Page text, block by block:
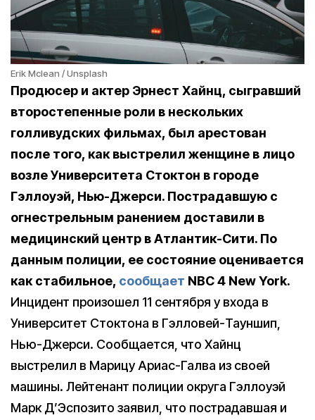
Erik Mclean / Unsplash
Продюсер и актер Эрнест Хайнц, сыгравший
второстепенные роли в нескольких
голливудских фильмах, был арестован
после того, как выстрелил женщине в лицо
возле Университета Стоктон в городе
Гэллоуэй, Нью-Джерси. Пострадавшую с
огнестрельным ранением доставили в
медицинский центр в Атлантик-Сити. По
данным полиции, ее состояние оценивается
как стабильное, сообщает NBC 4 New York.
Инцидент произошел 11 сентября у входа в
Университет Стоктона в Гэлловей-Тауншип,
Нью-Джерси. Сообщается, что Хайнц
выстрелил в Марицу Ариас-Галва из своей
машины. Лейтенант полиции округа Гэллоуэй
Марк Д’Эспозито заявил, что пострадавшая и